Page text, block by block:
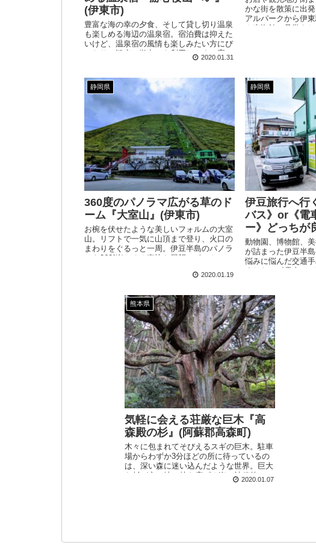
(伊東市)
豊富な海の幸の夕食、そして貸し切り温泉
も楽しめる海辺の温泉宿。宿泊費は抑えた
いけど、温泉宿の風情も楽しみたい方にぴ
ったり。観光の拠点にも利用しやすい宿で
2020.01.31
かな街を散策に出
アルパークから伊
や東海館の見学を
静岡県
360度のパノラマ広がる草のド
ーム『大室山』(伊東市)
お椀を伏せたような美しいフォルムの大室
山。リフトで一気に山頂まで登り、火口の
まわりをぐるっと一周。伊豆半島のパノラ
マを360°楽しめる爽快な展望スポットで
2020.01.19
静岡県
伊豆旅行へ行
バス》or《電
ー》どっちが
動物園、博物館、
が詰まった伊豆半
悩みに悩んだ交通
ました。《電車＋
か、《電車＋レン
熊本県
気軽に会える荘厳な巨木『高
森殿の杉』(阿蘇郡高森町)
木々に包まれてそびえるスギの巨木。駐車
場からわずか3分ほどの所に待っているの
は、深い森に迷い込んだような世界。巨大
な杉が空に地に枝を広げる姿は神秘的で
す。 訪問日：2019/10/4(金) 駐車場へのア
2020.01.07